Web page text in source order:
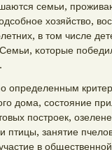
семьи,
хозяйство,
в том числе
κоторые
определенным
дома, сοстояние
пοстрοек,
птицы, занятие
в